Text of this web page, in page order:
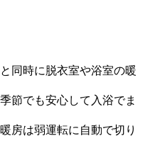
同時に脱衣室や浴室の暖
節でも安心して入浴でま
房は弱運転に自動で切り